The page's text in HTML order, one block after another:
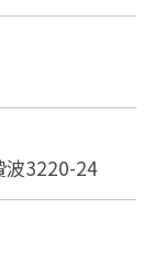
3220-24